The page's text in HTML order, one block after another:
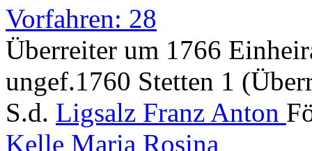
Vorfahren: 28
Überreiter um 1766
ungef.1760 Stetten 1
S.d. Ligsalz Franz Anton
Kelle Maria Rosina